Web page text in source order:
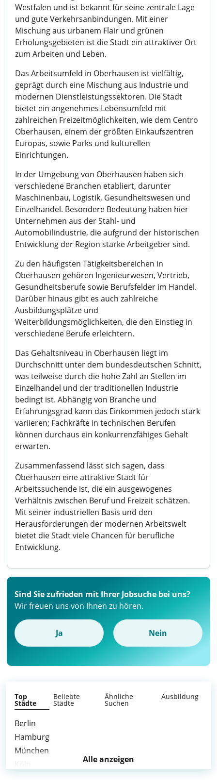
Westfalen und ist bekannt für seine zentrale Lage
und gute Verkehrsanbindungen. Mit einer
Mischung aus urbanem Flair und grünen
Erholungsgebieten ist die Stadt ein attraktiver Ort
zum Arbeiten und Leben.
Das Arbeitsumfeld in Oberhausen ist vielfältig,
geprägt durch eine Mischung aus Industrie und
modernen Dienstleistungssektoren. Die Stadt
bietet ein angenehmes Lebensumfeld mit
zahlreichen Freizeitmöglichkeiten, wie dem Centro
Oberhausen, einem der größten Einkaufszentren
Europas, sowie Parks und kulturellen
Einrichtungen.
In der Umgebung von Oberhausen haben sich
verschiedene Branchen etabliert, darunter
Maschinenbau, Logistik, Gesundheitswesen und
Einzelhandel. Besondere Bedeutung haben hier
Unternehmen aus der Stahl- und
Automobilindustrie, die aufgrund der historischen
Entwicklung der Region starke Arbeitgeber sind.
Zu den häufigsten Tätigkeitsbereichen in
Oberhausen gehören Ingenieurwesen, Vertrieb,
Gesundheitsberufe sowie Berufsfelder im Handel.
Darüber hinaus gibt es auch zahlreiche
Ausbildungsplätze und
Weiterbildungsmöglichkeiten, die den Einstieg in
verschiedene Berufe erleichtern.
Das Gehaltsniveau in Oberhausen liegt im
Durchschnitt unter dem bundesdeutschen Schnitt,
was teilweise durch die hohe Zahl an Stellen im
Einzelhandel und der traditionellen Industrie
bedingt ist. Abhängig von Branche und
Erfahrungsgrad kann das Einkommen jedoch stark
variieren; Fachkräfte in technischen Berufen
können durchaus ein konkurrenzfähiges Gehalt
erwarten.
Zusammenfassend lässt sich sagen, dass
Oberhausen eine attraktive Stadt für
Arbeitssuchende ist, die ein ausgewogenes
Verhältnis zwischen Beruf und Freizeit schätzen.
Mit seiner industriellen Basis und den
Herausforderungen der modernen Arbeitswelt
bietet die Stadt viele Chancen für berufliche
Entwicklung.
Sind Sie zufrieden mit Ihrer Jobsuche bei uns?
Wir freuen uns von Ihnen zu hören.
Ja Nein
Top
Städte
Beliebte
Städte
Ähnliche
Suchen
Ausbildung
Berlin
Hamburg
München
Alle anzeigen